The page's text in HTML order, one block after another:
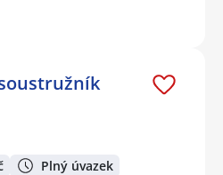
Plný úvazek